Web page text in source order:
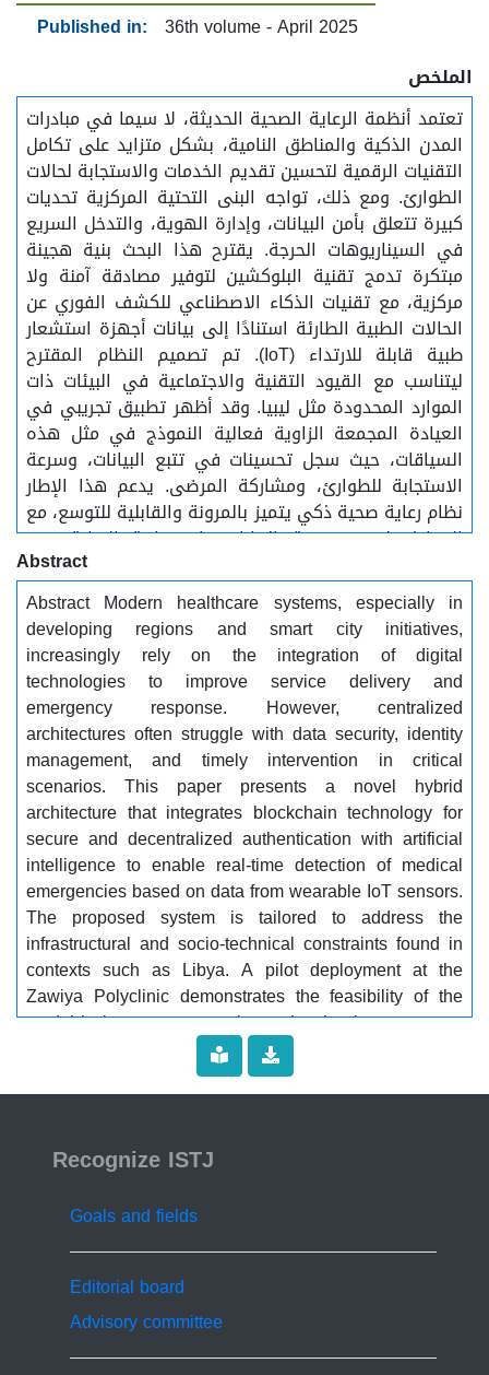
Published in: 36th volume - April 2025
الملخص
تعتمد أنظمة الرعاية الصحية الحديثة، لا سيما في مبادرات
المدن الذكية والمناطق النامية، بشكل متزايد على تكامل
التقنيات الرقمية لتحسين تقديم الخدمات والاستجابة لحالات
الطوارئ. ومع ذلك، تواجه البنى التحتية المركزية تحديات
كبيرة تتعلق بأمن البيانات، وإدارة الهوية، والتدخل السريع
في السيناريوهات الحرجة. يقترح هذا البحث بنية هجينة
مبتكرة تدمج تقنية البلوكشين لتوفير مصادقة آمنة ولا
مركزية، مع تقنيات الذكاء الاصطناعي للكشف الفوري عن
الحالات الطبية الطارئة استنادًا إلى بيانات أجهزة استشعار
طبية قابلة للارتداء (IoT). تم تصميم النظام المقترح
ليتناسب مع القيود التقنية والاجتماعية في البيئات ذات
الموارد المحدودة مثل ليبيا. وقد أظهر تطبيق تجريبي في
العيادة المجمعة الزاوية فعالية النموذج في مثل هذه
السياقات، حيث سجل تحسينات في تتبع البيانات، وسرعة
الاستجابة للطوارئ، ومشاركة المرضى. يدعم هذا الإطار
نظام رعاية صحية ذكي يتميز بالمرونة والقابلية للتوسع، مع
الحفاظ على خصوصية البيانات واستمرارية الرعاية..........
الكلمات المفتاحية: .........البلوكشين، الذكاء الاصطناعي،
أنظمة الرعاية الصحية الذكية، إنترنت الأشياء الطبي.
Abstract
Abstract Modern healthcare systems, especially in
developing regions and smart city initiatives,
increasingly rely on the integration of digital
technologies to improve service delivery and
emergency response. However, centralized
architectures often struggle with data security, identity
management, and timely intervention in critical
scenarios. This paper presents a novel hybrid
architecture that integrates blockchain technology for
secure and decentralized authentication with artificial
intelligence to enable real-time detection of medical
emergencies based on data from wearable IoT sensors.
The proposed system is tailored to address the
infrastructural and socio-technical constraints found in
contexts such as Libya. A pilot deployment at the
Zawiya Polyclinic demonstrates the feasibility of the
model in low-resource settings, showing improvements
in data traceability, emergency response speed, and
patient engagement. The framework supports resilient,
scalable, and intelligent healthcare while maintaining
Keywords:........... Blockchain, Artificial Intelligence,
Smart Healthcare Systems, Medical IoT.
ISSN 2519-9854
Recognize ISTJ
Goals and fields
Editorial board
Advisory committee